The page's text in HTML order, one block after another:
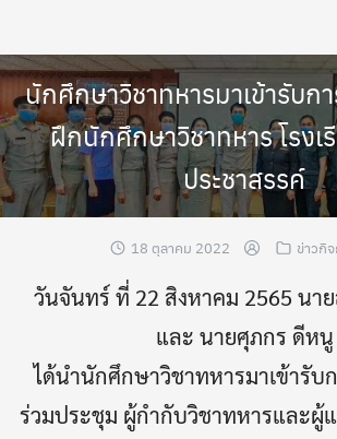
content
นักศึกษาวิชาทหารมาเข้ารับ
ฝึกนักศึกษาวิชาทหาร โรงเ
ประชาสรรค์
18 ตุลาคม 2022 ข่าวกิ
วันจันทร์ ที่ 22 สิงหาคม 2565 น
และ นายศุภกร ดีหนู
ได้นำนักศึกษาวิชาทหารมาเข้ารับ
ร่วมประชุม ผู้กำกับวิชาทหารและ